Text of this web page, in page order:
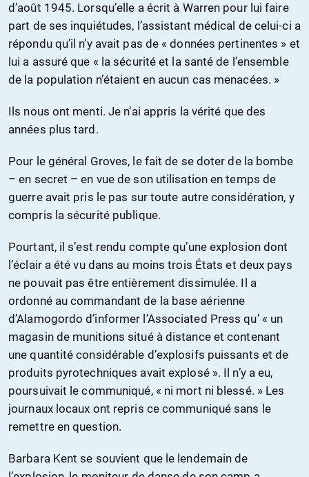
d’août 1945. Lorsqu’elle a écrit à Warren pour lui faire
part de ses inquiétudes, l’assistant médical de celui-ci a
répondu qu’il n’y avait pas de « données pertinentes » et
lui a assuré que « la sécurité et la santé de l’ensemble
de la population n’étaient en aucun cas menacées. »
Ils nous ont menti. Je n’ai appris la vérité que des
années plus tard.
Pour le général Groves, le fait de se doter de la bombe
– en secret – en vue de son utilisation en temps de
guerre avait pris le pas sur toute autre considération, y
compris la sécurité publique.
Pourtant, il s’est rendu compte qu’une explosion dont
l’éclair a été vu dans au moins trois États et deux pays
ne pouvait pas être entièrement dissimulée. Il a
ordonné au commandant de la base aérienne
d’Alamogordo d’informer l’Associated Press qu’ « un
magasin de munitions situé à distance et contenant
une quantité considérable d’explosifs puissants et de
produits pyrotechniques avait explosé ». Il n’y a eu,
poursuivait le communiqué, « ni mort ni blessé. » Les
journaux locaux ont repris ce communiqué sans le
remettre en question.
Barbara Kent se souvient que le lendemain de